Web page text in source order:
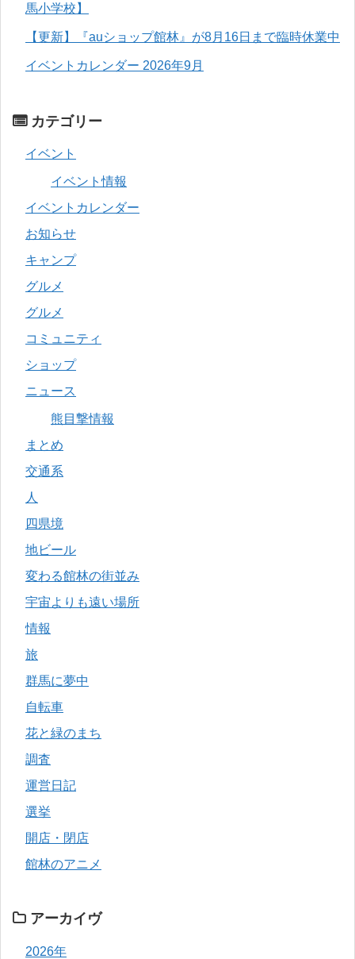
馬小学校】
【更新】『auショップ館林』が8月16日まで臨時休業中
イベントカレンダー 2026年9月
カテゴリー
イベント
イベント情報
イベントカレンダー
お知らせ
キャンプ
グルメ
グルメ
コミュニティ
ショップ
ニュース
熊目撃情報
まとめ
交通系
人
四県境
地ビール
変わる館林の街並み
宇宙よりも遠い場所
情報
旅
群馬に夢中
自転車
花と緑のまち
調査
運営日記
選挙
開店・閉店
館林のアニメ
アーカイヴ
2026年